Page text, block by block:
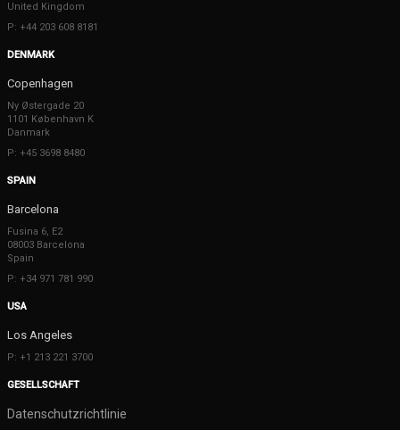
United Kingdom
P: +44 203 608 8181
DENMARK
Copenhagen
Ny Østergade 20
1101 København K
Danmark
P: +45 3698 8480
SPAIN
Barcelona
Fusina 6, E2
08003 Barcelona
Spain
P: +34 971 781 990
USA
Los Angeles
P: +1 213 221 3700
GESELLSCHAFT
Datenschutzrichtlinie